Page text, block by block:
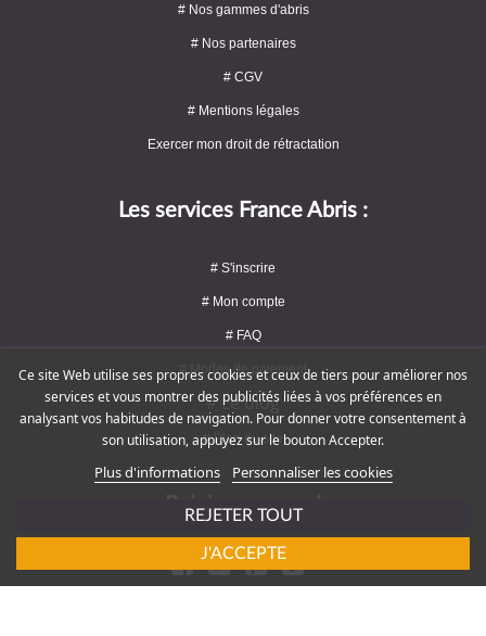
# Nos gammes d'abris
# Nos partenaires
# CGV
# Mentions légales
Exercer mon droit de rétractation
Les services France Abris :
# S'inscrire
# Mon compte
# FAQ
# Modes de paiement
# Le blog
# Plan du site
Rejoignez-nous !
Ce site Web utilise ses propres cookies et ceux de tiers pour améliorer nos
services et vous montrer des publicités liées à vos préférences en
analysant vos habitudes de navigation. Pour donner votre consentement à
son utilisation, appuyez sur le bouton Accepter.
Plus d'informations Personnaliser les cookies
REJETER TOUT
J'ACCEPTE